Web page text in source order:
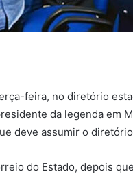
feira, no diretório
da legenda em
deve assumir o
do Estado, depois